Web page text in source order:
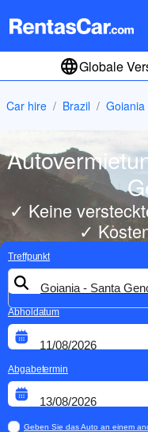
Globale
Car hire Brazil Goiania
✓ Keine
✓
Treffpunkt
Abholdatum
Abgabetermin
Geben Sie das Auto an einem